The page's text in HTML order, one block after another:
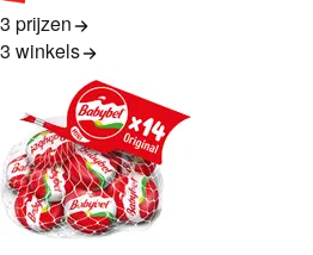
3 prijzen
3 winkels